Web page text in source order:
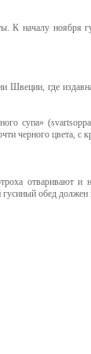
К началу ноября
где
супа»
черного цвета, с
отваривают и
обед